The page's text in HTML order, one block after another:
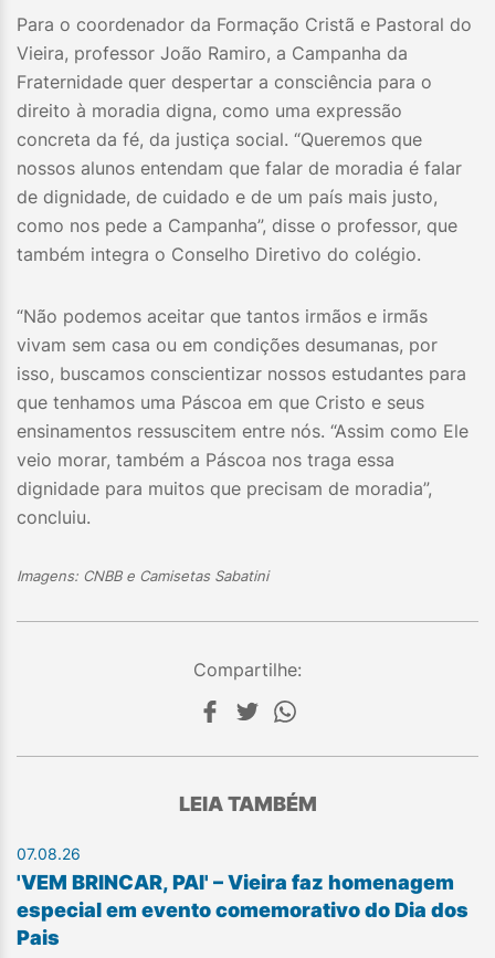
Para o coordenador da Formação Cristã e Pastoral do
Vieira, professor João Ramiro, a Campanha da
Fraternidade quer despertar a consciência para o
direito à moradia digna, como uma expressão
concreta da fé, da justiça social. “Queremos que
nossos alunos entendam que falar de moradia é falar
de dignidade, de cuidado e de um país mais justo,
como nos pede a Campanha”, disse o professor, que
também integra o Conselho Diretivo do colégio.
“Não podemos aceitar que tantos irmãos e irmãs
vivam sem casa ou em condições desumanas, por
isso, buscamos conscientizar nossos estudantes para
que tenhamos uma Páscoa em que Cristo e seus
ensinamentos ressuscitem entre nós. “Assim como Ele
veio morar, também a Páscoa nos traga essa
dignidade para muitos que precisam de moradia”,
concluiu.
Imagens: CNBB e Camisetas Sabatini
Compartilhe:
LEIA TAMBÉM
07.08.26
'VEM BRINCAR, PAI' – Vieira faz homenagem
especial em evento comemorativo do Dia dos
Pais